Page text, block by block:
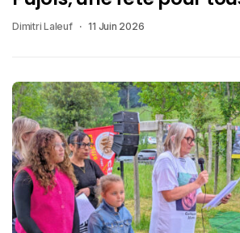
Dimitri Laleuf 11 Juin 2026